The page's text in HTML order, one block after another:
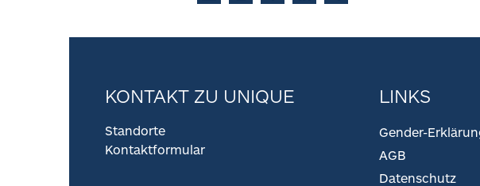
KONTAKT ZU UNIQUE
Standorte
Kontaktformular
LINKS
Gender-
AGB
Datenschutz